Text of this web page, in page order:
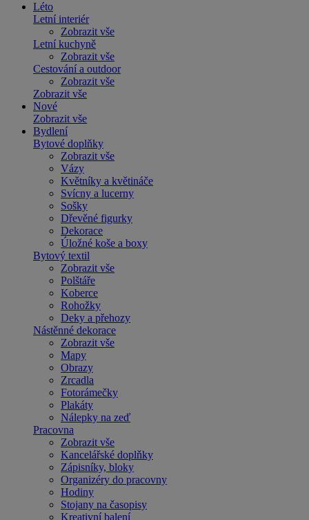
Léto
Letní interiér
Zobrazit vše
Letní kuchyně
Zobrazit vše
Cestování a outdoor
Zobrazit vše
Zobrazit vše
Nové
Zobrazit vše
Bydlení
Bytové doplňky
Zobrazit vše
Vázy
Květníky a květináče
Svícny a lucerny
Sošky
Dřevěné figurky
Dekorace
Úložné koše a boxy
Bytový textil
Zobrazit vše
Polštáře
Koberce
Rohožky
Deky a přehozy
Nástěnné dekorace
Zobrazit vše
Mapy
Obrazy
Zrcadla
Fotorámečky
Plakáty
Nálepky na zeď
Pracovna
Zobrazit vše
Kancelářské doplňky
Zápisníky, bloky
Organizéry do pracovny
Hodiny
Stojany na časopisy
Kreativní balení